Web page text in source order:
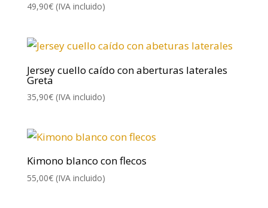
49,90€ (IVA incluido)
Jersey cuello caído con aberturas laterales
Greta
35,90€ (IVA incluido)
Kimono blanco con flecos
55,00€ (IVA incluido)